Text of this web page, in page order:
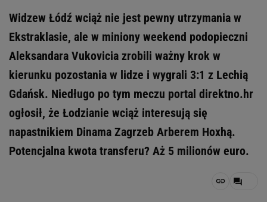
Widzew Łódź wciąż nie jest pewny utrzymania w
Ekstraklasie, ale w miniony weekend podopieczni
Aleksandara Vukovicia zrobili ważny krok w
kierunku pozostania w lidze i wygrali 3:1 z Lechią
Gdańsk. Niedługo po tym meczu portal direktno.hr
ogłosił, że Łodzianie wciąż interesują się
napastnikiem Dinama Zagrzeb Arberem Hoxhą.
Potencjalna kwota transferu? Aż 5 milionów euro.